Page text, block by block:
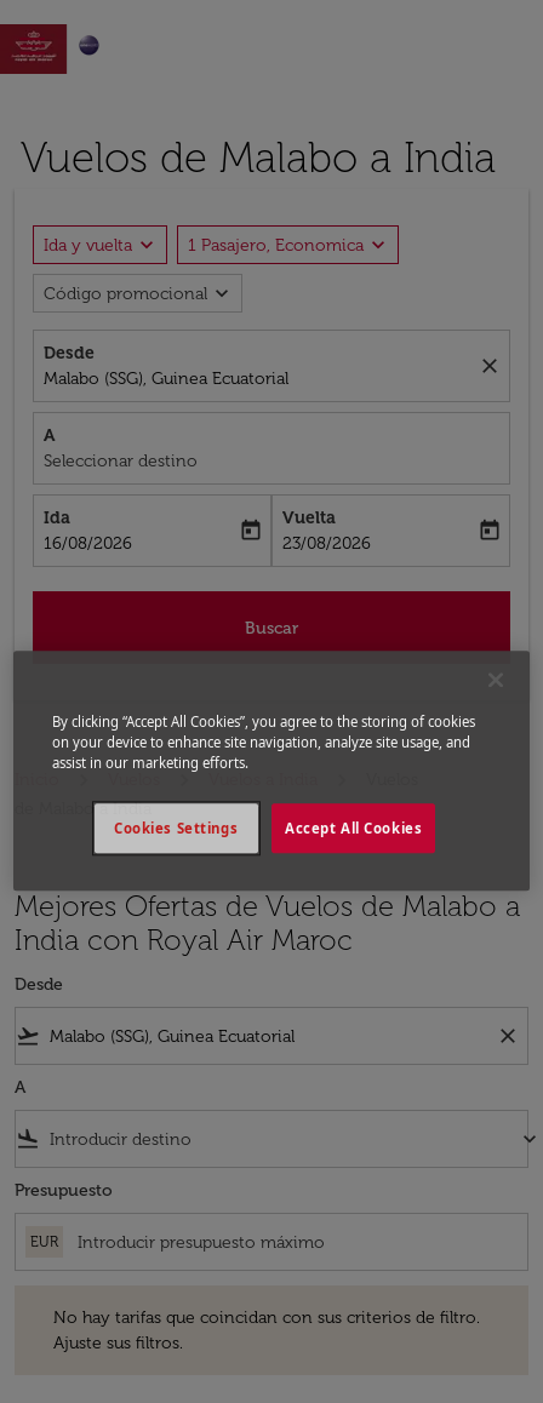

Vuelos de Malabo a India
Ida y vuelta expand_more 1 Pasajero, Economica expand_more
Código promocional expand_more
Desde
Malabo (SSG), Guinea Ecuatorial
close
A
Seleccionar destino
Ida
fc-booking-departure-date-aria-label
16/08/2026
today
Vuelta
fc-booking-return-date-aria-label
23/08/2026
today
Buscar
de Malabo a India
Mejores Ofertas de Vuelos de Malabo a
India con Royal Air Maroc
Desde
flight_takeoff close
A
flight_land keyboard_arrow_down
Presupuesto
EUR
No hay tarifas que coincidan con sus criterios de filtro.
Ajuste sus filtros.
By clicking “Accept All Cookies”, you agree to the storing of cookies
on your device to enhance site navigation, analyze site usage, and
assist in our marketing efforts.
Accept All Cookies
Cookies Settings